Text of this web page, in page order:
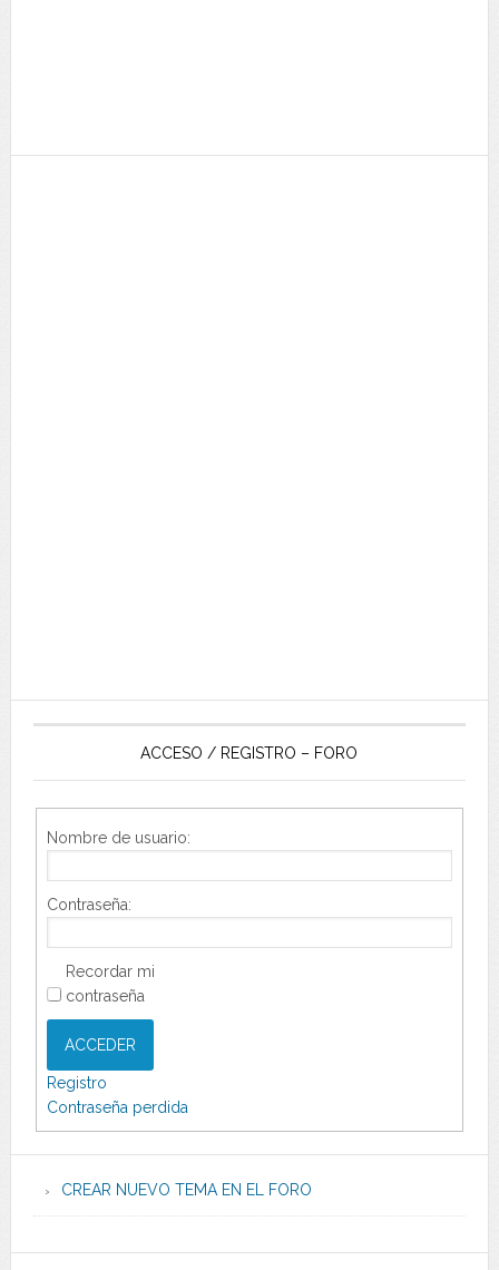
ACCESO / REGISTRO – FORO
Nombre de usuario:
Contraseña:
Recordar mi
contraseña
ACCEDER
Registro
Contraseña perdida
CREAR NUEVO TEMA EN EL FORO